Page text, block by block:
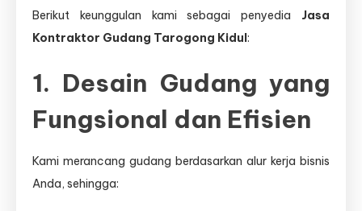
Berikut keunggulan kami sebagai penyedia Jasa
Kontraktor Gudang Tarogong Kidul:
1. Desain Gudang yang
Fungsional dan Efisien
Kami merancang gudang berdasarkan alur kerja bisnis
Anda, sehingga: